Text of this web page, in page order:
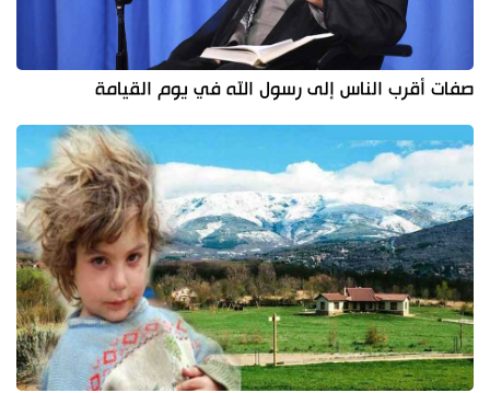
صفات أقرب الناس إلى رسول الله في يوم القيامة